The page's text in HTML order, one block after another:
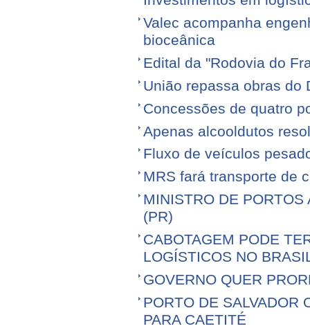
Valec acompanha
bioceânica
Edital da "Rodovia do
União repassa obras do
Concessões de quatro
Apenas alcooldutos
Fluxo de veículos
MRS fará transporte de
MINISTRO DE
(PR)
CABOTAGEM PODE
LOGÍSTICOS NO
GOVERNO QUER
PORTO DE SALVADOR
PARA CAETITÉ